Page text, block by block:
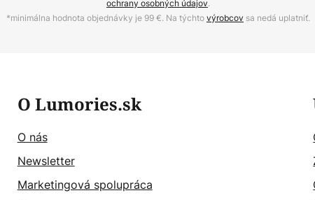
ochrany osobných údajov.
*minimálna hodnota objednávky je 99 €. Na týchtovýrobcov sa nedá uplatniť.
O Lumories.sk
O nás
Newsletter
Marketingová spolupráca